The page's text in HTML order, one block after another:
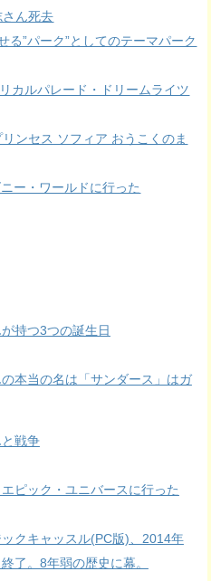
ん死去
る”パーク”としてのテーマパーク
カルパレード・ドリームライツ
ンセス ソフィア おうこくのま
ー・ワールドに行った
持つ3つの誕生日
本当の名は「サンダース」はガ
戦争
ピック・ユニバースに行った
クキャッスル(PC版)、2014年
了。8年弱の歴史に幕。